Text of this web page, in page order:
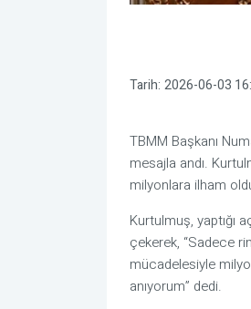
Tarih: 2026-06-03
TBMM Başkanı
mesajla andı.
milyonlara ilham
Kurtulmuş, yaptığı
çekerek, “Sadece
mücadelesiyle
anıyorum” dedi.